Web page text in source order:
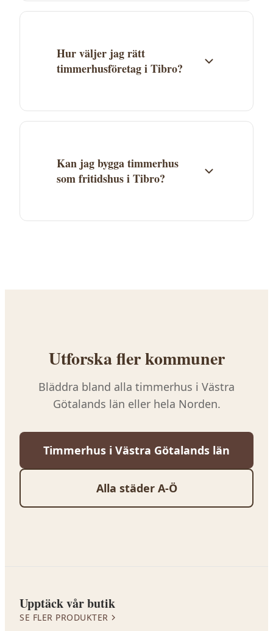
listade i Tibro, men företag i Västra
Hur väljer jag rätt
timmerhusföretag i Tibro?
specialområden och referensprojekt.
timmerhus du vill bygga.
Kan jag bygga timmerhus
som fritidshus i Tibro?
Utforska fler kommuner
Bläddra bland alla timmerhus i Västra
Götalands län eller hela Norden.
Timmerhus i Västra Götalands län
Alla städer A-Ö
Upptäck vår butik
SE FLER PRODUKTER